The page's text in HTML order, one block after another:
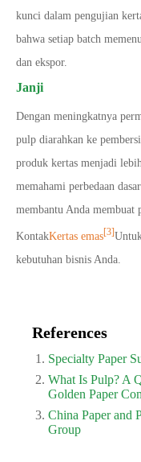
kunci dalam pengujian
bahwa setiap batch
dan ekspor.
Janji
Dengan meningkatnya
pulp diarahkan ke
produk kertas menjadi
memahami perbedaan
membantu Anda
KontakKertas emas [3]
kebutuhan bisnis Anda.
References
Specialty Paper
What Is Pulp? A
Golden Paper
China Paper and
Group